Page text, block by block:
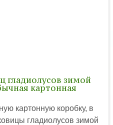
гладиолусов зимой
картонная
картонную коробку, в
гладиолусов зимой